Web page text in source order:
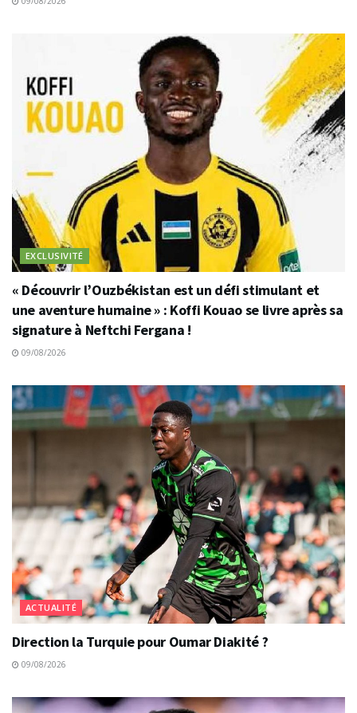
EXCLUSIVITÉ
« Découvrir l’Ouzbékistan est un défi stimulant et
une aventure humaine » : Koffi Kouao se livre après sa
signature à Neftchi Fergana !
09/08/2026
ACTUALITÉ
Direction la Turquie pour Oumar Diakité ?
09/08/2026